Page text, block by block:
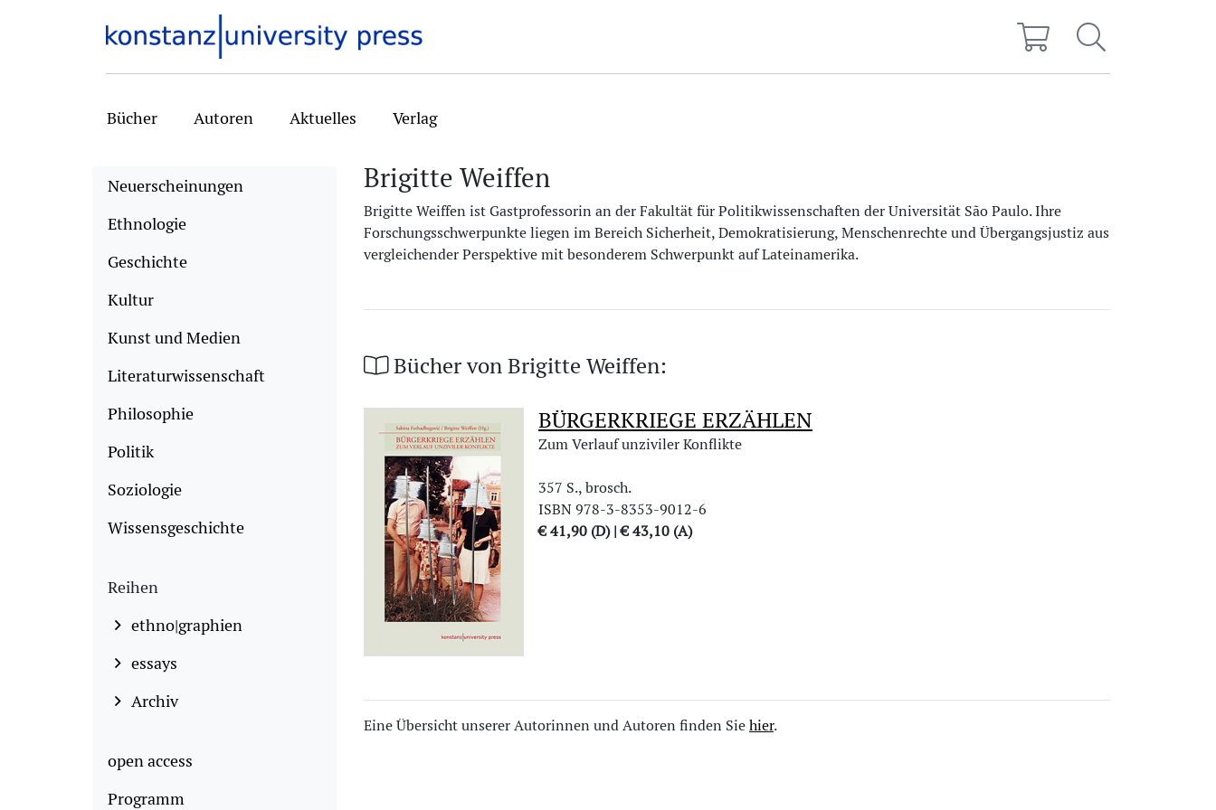
Bücher Autoren Aktuelles Verlag
Neuerscheinungen
Ethnologie
Geschichte
Kultur
Kunst und Medien
Literaturwissenschaft
Philosophie
Politik
Soziologie
Wissensgeschichte
Reihen
ethno|graphien
essays
Archiv
open access
Programm
Brigitte Weiffen
Brigitte Weiffen ist Gastprofessorin an der Fakultät für Politikwissenschaften der Universität São Paulo. Ihre
Forschungsschwerpunkte liegen im Bereich Sicherheit, Demokratisierung, Menschenrechte und Übergangsjustiz aus
vergleichender Perspektive mit besonderem Schwerpunkt auf Lateinamerika.
Bücher von Brigitte Weiffen:
BÜRGERKRIEGE ERZÄHLEN
Zum Verlauf unziviler Konflikte
357 S., brosch.
ISBN 978-3-8353-9012-6
€ 41,90 (D) | € 43,10 (A)
Eine Übersicht unserer Autorinnen und Autoren finden Siehier.